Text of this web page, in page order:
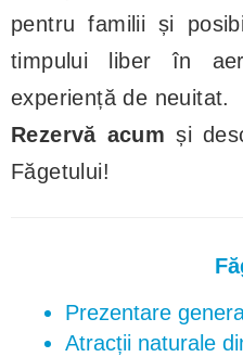
pentru familii și
timpului liber în
experiență de neuitat.
Rezervă acum și
Făgetului!
Prezentare
Atracții naturale